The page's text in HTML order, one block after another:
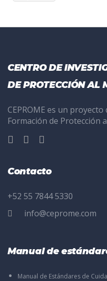
CENTRO DE
DE PROTECCIÓN AL
CEPROME es un
Formación de Protección
Contacto
+52 55 7844 5330
info@ceprome.com
Manual de
Manual de Estándares de